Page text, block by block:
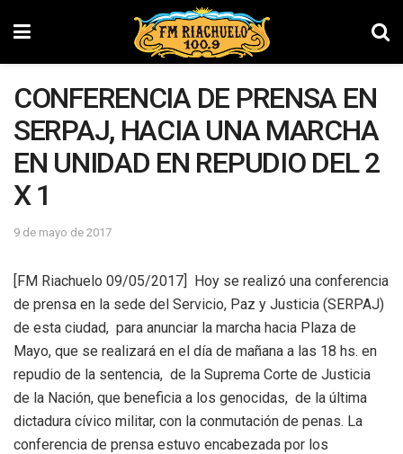
CONFERENCIA DE PRENSA EN
SERPAJ, HACIA UNA MARCHA
EN UNIDAD EN REPUDIO DEL 2
X 1
9 de mayo de 2017
[FM Riachuelo 09/05/2017] Hoy se realizó una conferencia
de prensa en la sede del Servicio, Paz y Justicia (SERPAJ)
de esta ciudad, para anunciar la marcha hacia Plaza de
Mayo, que se realizará en el día de mañana a las 18 hs. en
repudio de la sentencia, de la Suprema Corte de Justicia
de la Nación, que beneficia a los genocidas, de la última
dictadura cívico militar, con la conmutación de penas. La
conferencia de prensa estuvo encabezada por los